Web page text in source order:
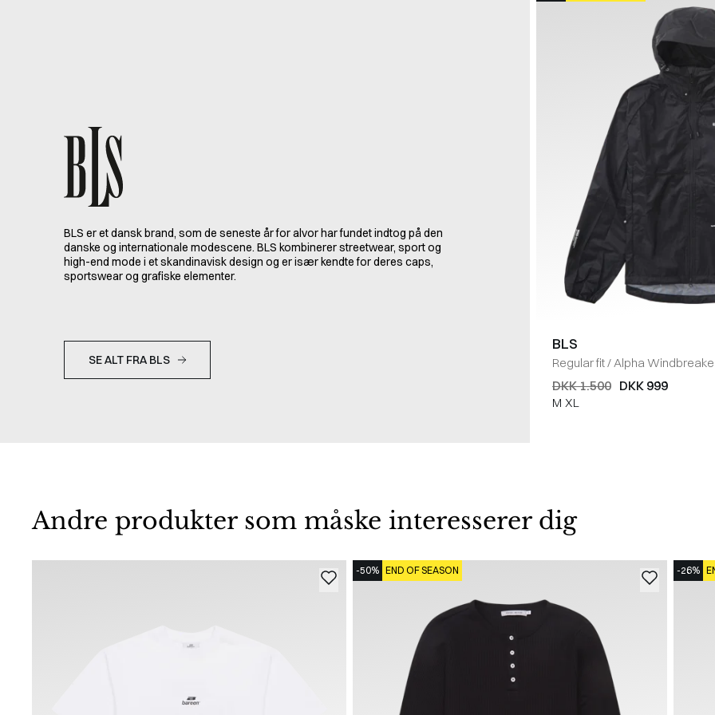
BLS er et dansk brand, som de seneste år for alvor har fundet indtog på den
danske og internationale modescene. BLS kombinerer streetwear, sport og
high-end mode i et skandinavisk design og er især kendte for deres caps,
sportswear og grafiske elementer.
SE ALT FRA BLS
BLS
Regular fit/Alpha
DKK 1.500 DKK 999
M XL
Andre produkter som måske interesserer dig
-50% END OF SEASON -26%